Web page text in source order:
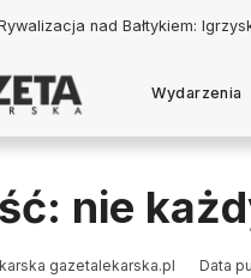
Jankowski: Politycy w
Wydarzenia
nie
gazetalekarska.pl Data